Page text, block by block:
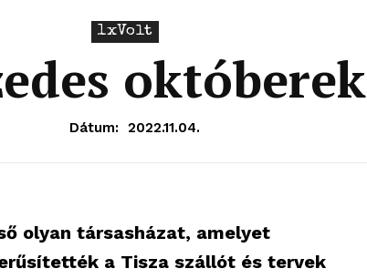
1xVolt
októberek
Dátum: 2022.11.04.
olyan társasházat, amelyet
a Tisza szállót és tervek